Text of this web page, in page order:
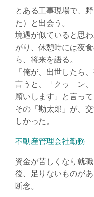
とある工事現場で、
た）と出会う。
境遇が似ていると思
がり、休憩時には夜
ら、将来を語る。
「俺が、出世したら
言うと、「クゥーン
願いします」と言って
その「勘太郎」が、
しかった。
不動産管理会社勤務
資金が苦しくなり就
後、足りないものが
断念。